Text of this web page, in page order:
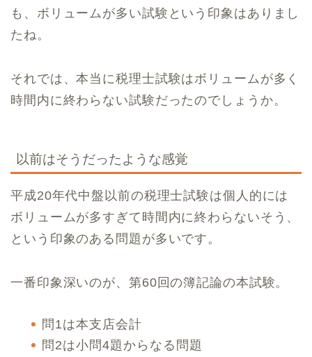
も、ボリュームが多い試験という印象はありまし
たね。
それでは、本当に税理士試験はボリュームが多く
時間内に終わらない試験だったのでしょうか。
以前はそうだったような感覚
平成20年代中盤以前の税理士試験は個人的には
ボリュームが多すぎて時間内に終わらないそう、
という印象のある問題が多いです。
一番印象深いのが、第60回の簿記論の本試験。
問1は本支店会計
問2は小問4題からなる問題